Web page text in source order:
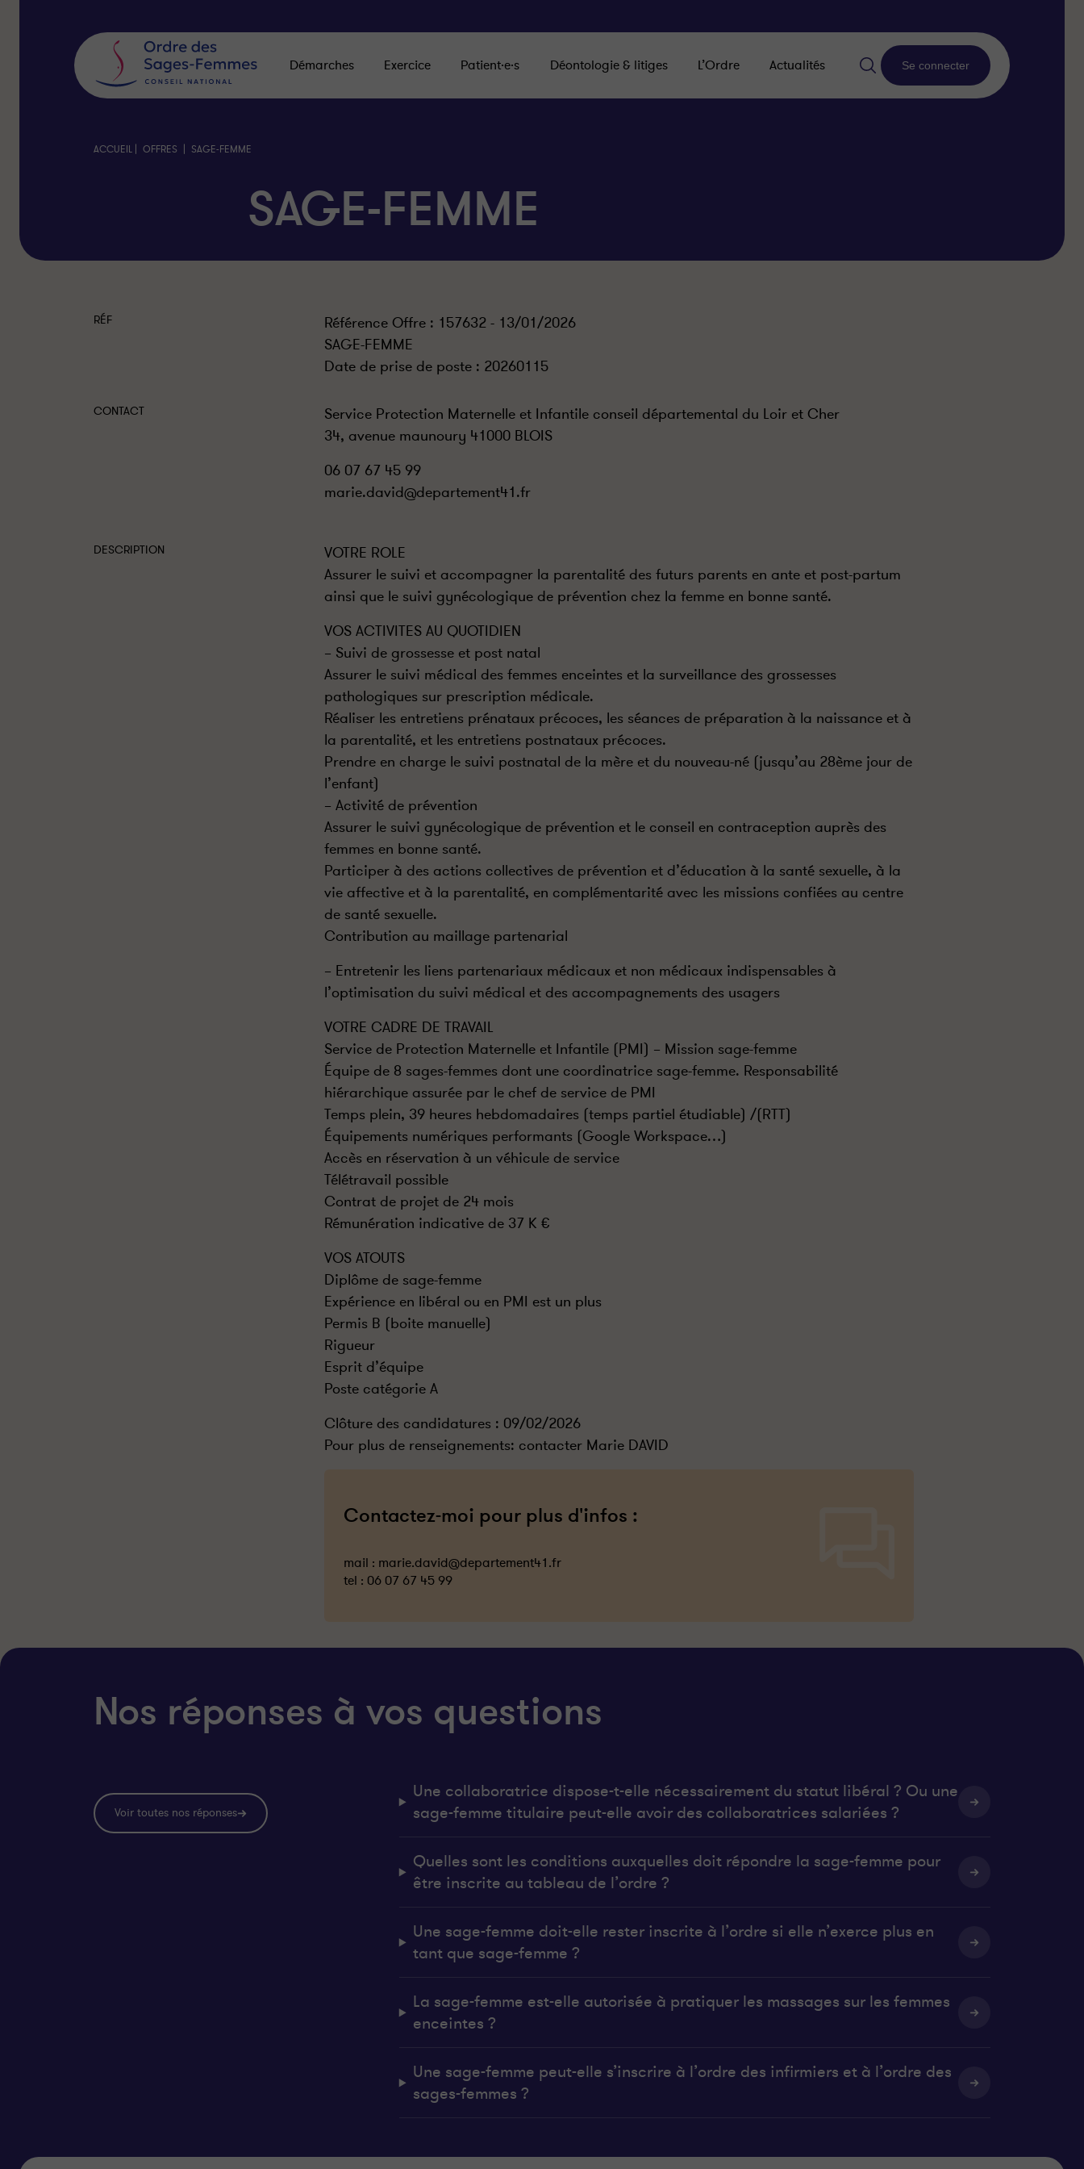
Démarches Exercice Patient·e·s Déontologie & litiges L’Ordre Actualités Se connecter
ACCUEIL | OFFRES | SAGE-FEMME
SAGE-FEMME
RÉF
Référence Offre : 157632 - 13/01/2026
SAGE-FEMME
Date de prise de poste : 20260115
CONTACT
Service Protection Maternelle et Infantile conseil départemental du Loir et Cher
34, avenue maunoury 41000 BLOIS
06 07 67 45 99
marie.david@departement41.fr
DESCRIPTION
VOTRE ROLE
Assurer le suivi et accompagner la parentalité des futurs parents en ante et post-partum
ainsi que le suivi gynécologique de prévention chez la femme en bonne santé.
VOS ACTIVITES AU QUOTIDIEN
– Suivi de grossesse et post natal
Assurer le suivi médical des femmes enceintes et la surveillance des grossesses
pathologiques sur prescription médicale.
Réaliser les entretiens prénataux précoces, les séances de préparation à la naissance et à
la parentalité, et les entretiens postnataux précoces.
Prendre en charge le suivi postnatal de la mère et du nouveau-né (jusqu’au 28ème jour de
l’enfant)
– Activité de prévention
Assurer le suivi gynécologique de prévention et le conseil en contraception auprès des
femmes en bonne santé.
Participer à des actions collectives de prévention et d’éducation à la santé sexuelle, à la
vie affective et à la parentalité, en complémentarité avec les missions confiées au centre
de santé sexuelle.
Contribution au maillage partenarial
– Entretenir les liens partenariaux médicaux et non médicaux indispensables à
l’optimisation du suivi médical et des accompagnements des usagers
VOTRE CADRE DE TRAVAIL
Service de Protection Maternelle et Infantile (PMI) – Mission sage-femme
Équipe de 8 sages-femmes dont une coordinatrice sage-femme. Responsabilité
hiérarchique assurée par le chef de service de PMI
Temps plein, 39 heures hebdomadaires (temps partiel étudiable) /(RTT)
Équipements numériques performants (Google Workspace…)
Accès en réservation à un véhicule de service
Télétravail possible
Contrat de projet de 24 mois
Rémunération indicative de 37 K €
VOS ATOUTS
Diplôme de sage-femme
Expérience en libéral ou en PMI est un plus
Permis B (boite manuelle)
Rigueur
Esprit d’équipe
Poste catégorie A
Clôture des candidatures : 09/02/2026
Pour plus de renseignements: contacter Marie DAVID
Contactez-moi pour plus d'infos :
mail : marie.david@departement41.fr
tel : 06 07 67 45 99
Nos réponses à vos questions
Voir toutes nos réponses
Une collaboratrice dispose-t-elle nécessairement du statut libéral ? Ou une
sage-femme titulaire peut-elle avoir des collaboratrices salariées ?
Quelles sont les conditions auxquelles doit répondre la sage-femme pour
être inscrite au tableau de l’ordre ?
Une sage-femme doit-elle rester inscrite à l’ordre si elle n’exerce plus en
tant que sage-femme ?
La sage-femme est-elle autorisée à pratiquer les massages sur les femmes
enceintes ?
Une sage-femme peut-elle s’inscrire à l’ordre des infirmiers et à l’ordre des
sages-femmes ?